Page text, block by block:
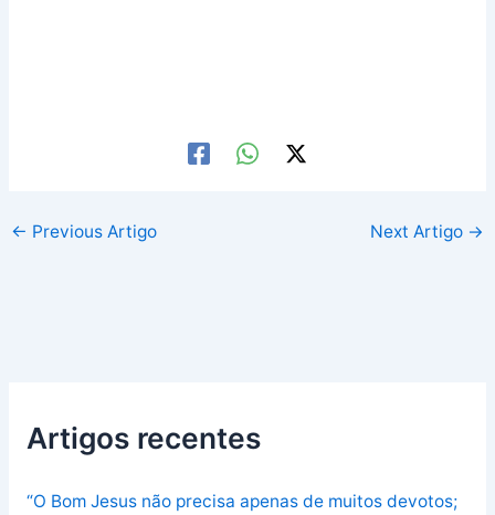
← Previous Artigo Next Artigo →
Artigos recentes
“O Bom Jesus não precisa apenas de muitos devotos;